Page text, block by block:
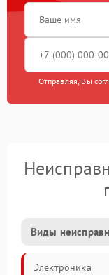
Отправляя, Вы
Виды
Электроника